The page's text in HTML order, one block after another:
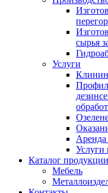
сырья
Услуги
Услуги
Каталог продукции
Мебель